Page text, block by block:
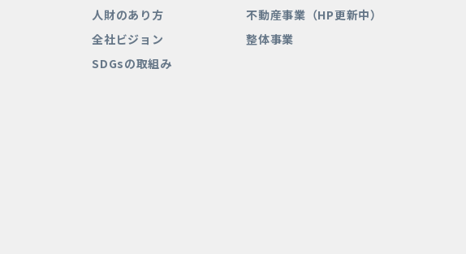
人財のあり方
全社ビジョン
SDGsの取組み
不動産事業（HP更新中）
整体事業